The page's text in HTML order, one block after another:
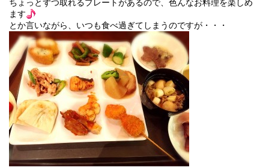
ちょっとずつ取れるプレートがあるので、色んなお料理を楽しめ
ます
とか言いながら、いつも食べ過ぎてしまうのですが・・・